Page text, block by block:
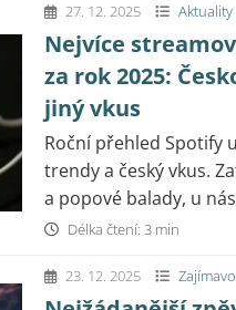
27. 12. 2025 Aktuality
Nejvíce
za rok 2025:
jiný vkus
Roční přehled Spotify
trendy a český vkus.
a popové balady, u
Délka čtení: 3 min
23. 12. 2025